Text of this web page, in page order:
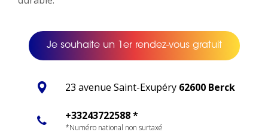
Je souhaite un 1er rendez-vous gratuit
23 avenue Saint-Exupéry 62600 Berck
+33243722588 *
*Numéro national non surtaxé